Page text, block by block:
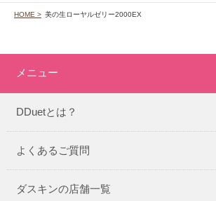
HOME > 美の生ローヤルゼリー2000EX
メニュー
DDuetとは？
よくあるご質問
ダスキンの店舗一覧